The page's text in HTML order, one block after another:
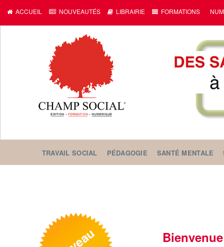
ACCUEIL NOUVEAUTÉS LIBRAIRIE FORMATIONS
TRAVAIL SOCIAL PÉDAGOGIE SANTÉ MENTALE